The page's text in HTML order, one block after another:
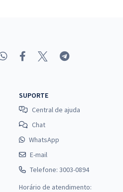
SUPORTE
Central de ajuda
Chat
WhatsApp
E-mail
Telefone: 3003-0894
Horário de atendimento: